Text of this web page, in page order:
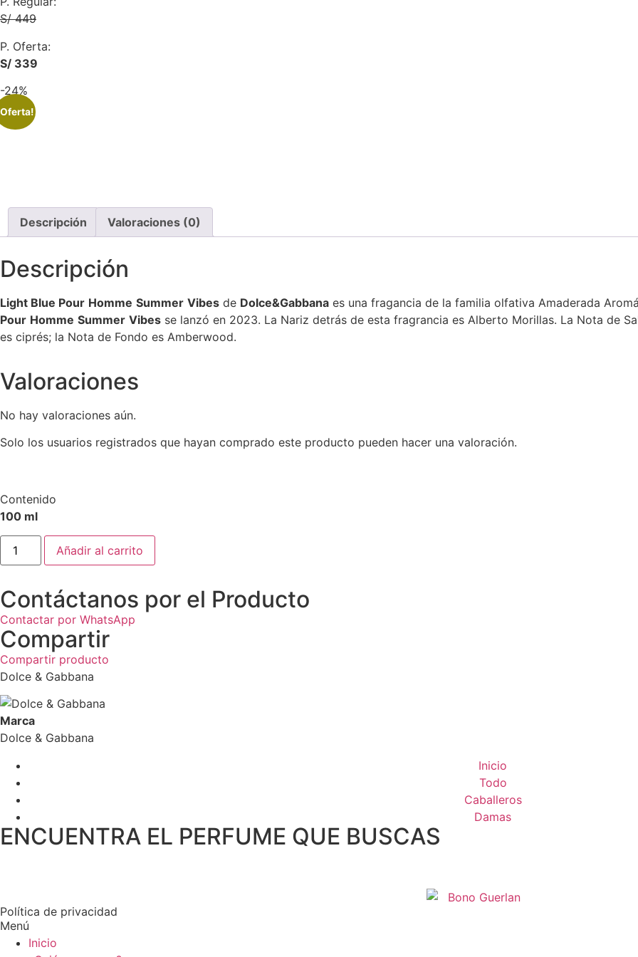
S/ 449
P. Oferta:
S/ 339
-24%
Descripción Valoraciones (0)
Descripción
Light Blue Pour Homme Summer Vibes de Dolce&Gabbana es una fragancia de la familia olfativa Amaderada
Pour Homme Summer Vibes se lanzó en 2023. La Nariz detrás de esta fragrancia es Alberto Morillas. La Nota de
es ciprés; la Nota de Fondo es Amberwood.
Valoraciones
No hay valoraciones aún.
Solo los usuarios registrados que hayan comprado este producto pueden hacer una valoración.
Contenido
100 ml
Añadir al carrito
Contáctanos por el Producto
Contactar por WhatsApp
Compartir
Compartir producto
Dolce & Gabbana
Marca
Dolce & Gabbana
Inicio
Todo
Caballeros
Damas
ENCUENTRA EL PERFUME QUE BUSCAS
Política de privacidad
Menú
Inicio